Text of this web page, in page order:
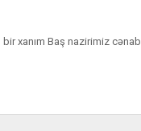
xanım Baş nazirimiz cənab